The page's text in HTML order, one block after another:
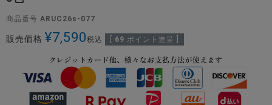
商品番号 ARUC26s-077
販売価格 ¥7,590税込 69 ポイント進呈 ]